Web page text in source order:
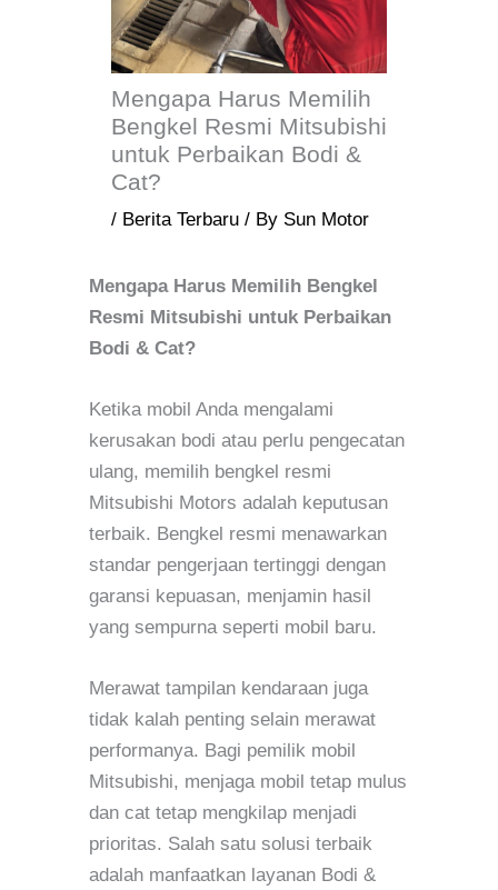
Mengapa Harus Memilih
Bengkel Resmi Mitsubishi
untuk Perbaikan Bodi &
Cat?
/ Berita Terbaru / By Sun Motor
Mengapa Harus Memilih Bengkel
Resmi Mitsubishi untuk Perbaikan
Bodi & Cat?
Ketika mobil Anda mengalami
kerusakan bodi atau perlu pengecatan
ulang, memilih bengkel resmi
Mitsubishi Motors adalah keputusan
terbaik. Bengkel resmi menawarkan
standar pengerjaan tertinggi dengan
garansi kepuasan, menjamin hasil
yang sempurna seperti mobil baru.
Merawat tampilan kendaraan juga
tidak kalah penting selain merawat
performanya. Bagi pemilik mobil
Mitsubishi, menjaga mobil tetap mulus
dan cat tetap mengkilap menjadi
prioritas. Salah satu solusi terbaik
adalah manfaatkan layanan Bodi &